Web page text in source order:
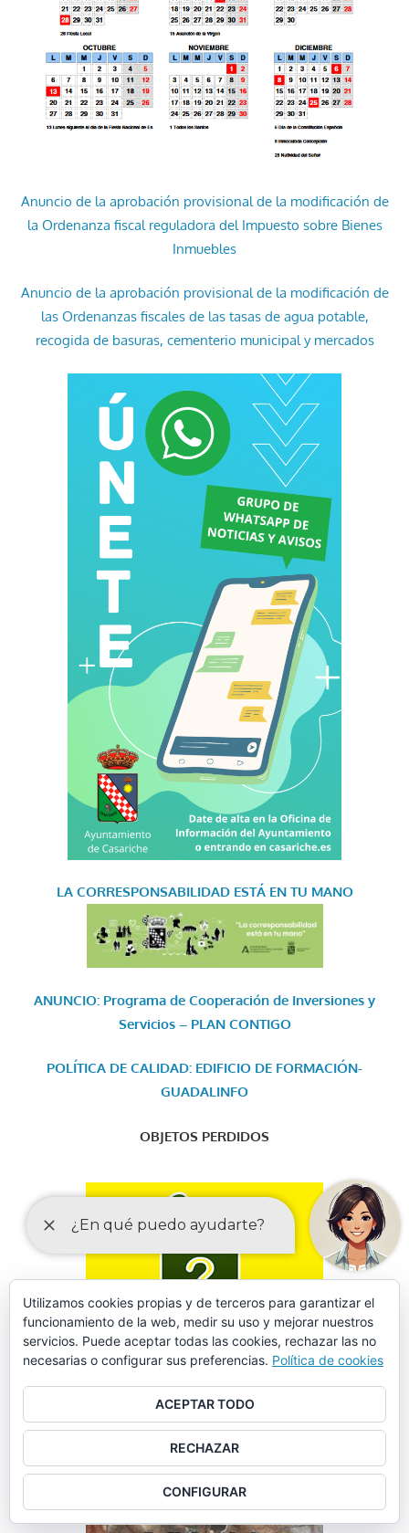
Anuncio de la aprobación provisional de la modificación de
la Ordenanza fiscal reguladora del Impuesto sobre Bienes
Inmuebles
Anuncio de la aprobación provisional de la modificación de
las Ordenanzas fiscales de las tasas de agua potable,
recogida de basuras, cementerio municipal y mercados
LA CORRESPONSABILIDAD ESTÁ EN TU MANO
ANUNCIO: Programa de Cooperación de Inversiones y
Servicios – PLAN CONTIGO
POLÍTICA DE CALIDAD: EDIFICIO DE FORMACIÓN-
GUADALINFO
OBJETOS PERDIDOS
FORMULARIO DE SOLICITUD DE DATOS EN SINIESTROS
VIALES
Utilizamos cookies propias y de terceros para garantizar el
funcionamiento de la web, medir su uso y mejorar nuestros
servicios. Puede aceptar todas las cookies, rechazar las no
necesarias o configurar sus preferencias. Política de cookies
ACEPTAR TODO
RECHAZAR
CONFIGURAR